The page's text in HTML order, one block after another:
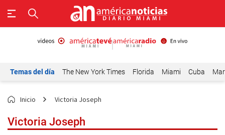
Temas del día The New York Times Florida Miami Cuba
Inicio Victoria Joseph
Victoria Joseph